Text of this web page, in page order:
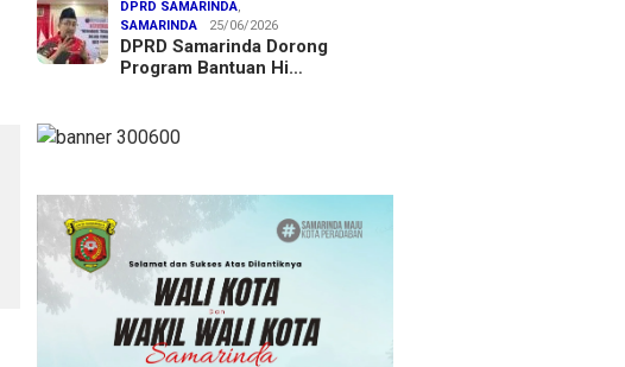
DPRD SAMARINDA,
SAMARINDA
25/06/2026
DPRD Samarinda Dorong
Program Bantuan Hi…